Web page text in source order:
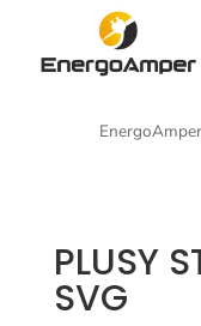
EnergoAmper
PLUSY
SVG